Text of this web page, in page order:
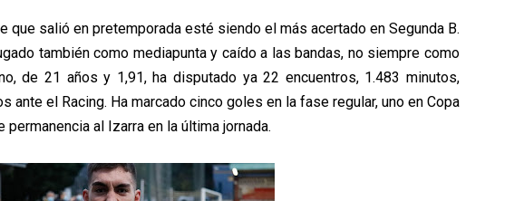
que salió en pretemporada esté siendo el más acertado en Segunda B.
también como mediapunta y caído a las bandas, no siempre como
de 21 años y 1,91, ha disputado ya 22 encuentros, 1.483 minutos,
ante el Racing. Ha marcado cinco goles en la fase regular, uno en Copa
al Izarra en la última jornada.